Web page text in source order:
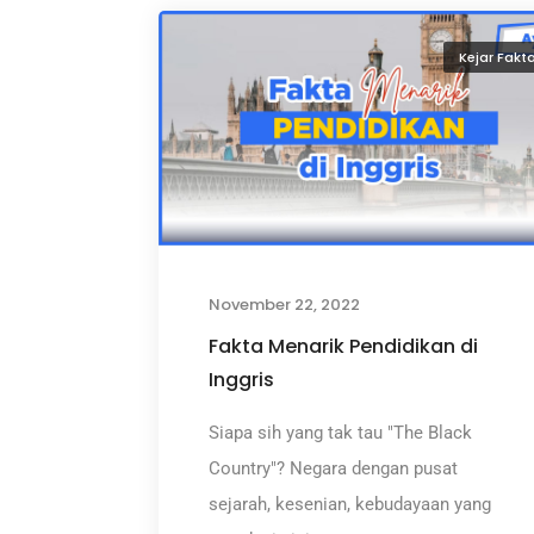
Kejar
November 22, 2022
Fakta Menarik Pendidikan di
Inggris
Siapa sih yang tak tau "The Black
Country"? Negara dengan pusat
sejarah, kesenian, kebudayaan yang